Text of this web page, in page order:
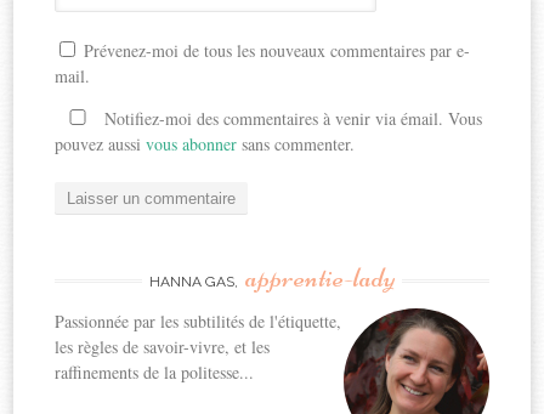
Prévenez-moi de tous les nouveaux commentaires par e-
mail.
Notifiez-moi des commentaires à venir via émail. Vous
pouvez aussivous abonner sans commenter.
HANNA GAS, apprentie-lady
Passionnée par les subtilités de l'étiquette,
les règles de savoir-vivre, et les
raffinements de la politesse...